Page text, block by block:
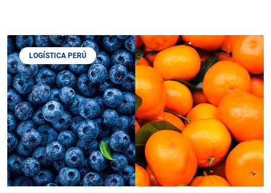
LOGÍSTICA PERÚ